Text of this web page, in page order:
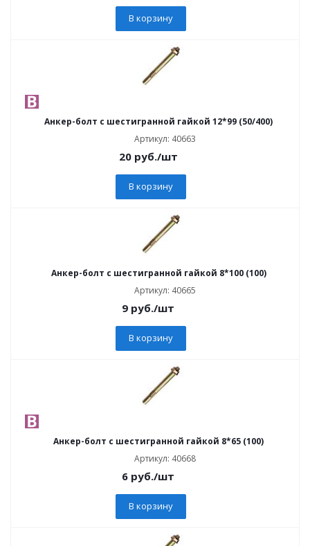
В корзину
Анкер-болт с шестигранной гайкой 12*99 (50/400)
Артикул: 40663
20руб./шт
В корзину
Анкер-болт с шестигранной гайкой 8*100 (100)
Артикул: 40665
9 руб./шт
В корзину
Анкер-болт с шестигранной гайкой 8*65 (100)
Артикул: 40668
6 руб./шт
В корзину